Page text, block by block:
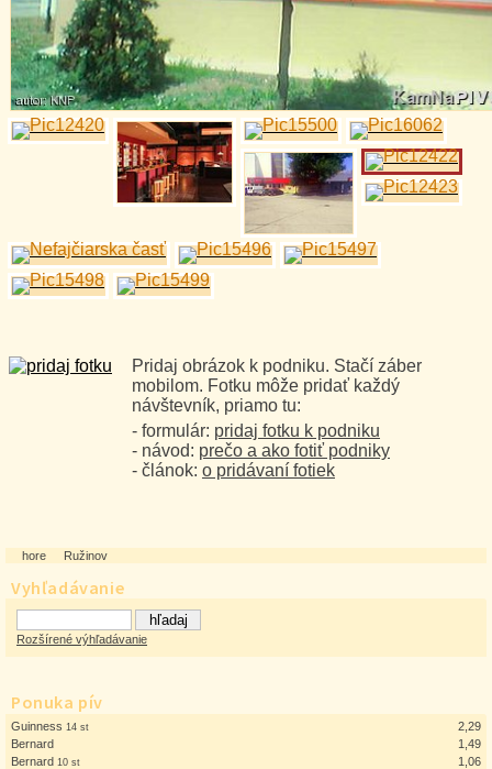
Vyhľadávanie
Rozšírené výhľadávanie
Ponuka pív
Guinness 14 st
2,29
Bernard
1,49
Bernard 10 st
1,06
Pridaj obrázok k podniku. Stačí záber
mobilom. Fotku môže pridať každý
návštevník, priamo tu:
- formulár: pridaj fotku k podniku
- návod: prečo a ako fotiť podniky
- článok: o pridávaní fotiek
hore Ružinov